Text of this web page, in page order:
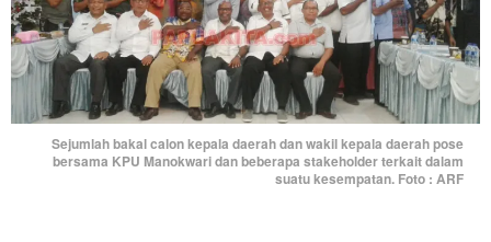
Sejumlah bakal calon kepala daerah dan wakil kepala daerah pose
bersama KPU Manokwari dan beberapa stakeholder terkait dalam
suatu kesempatan. Foto : ARF